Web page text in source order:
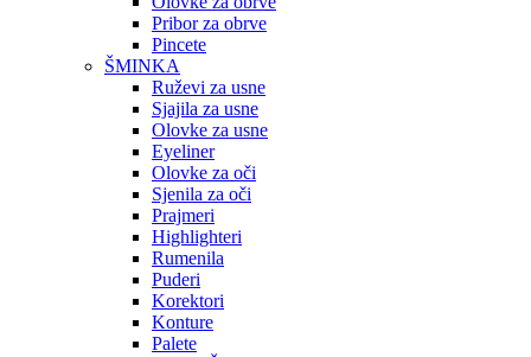
Pribor za obrve
Pincete
ŠMINKA
Ruževi za usne
Sjajila za usne
Olovke za usne
Eyeliner
Olovke za oči
Sjenila za oči
Prajmeri
Highlighteri
Rumenila
Puderi
Korektori
Konture
Palete